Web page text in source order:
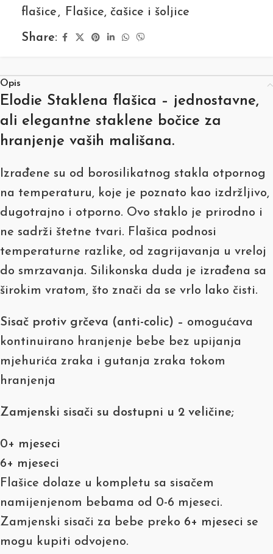
flašice , Flašice, čašice i šoljice
Share:
Opis
Elodie Staklena flašica – jednostavne,
ali elegantne staklene bočice za
hranjenje vaših mališana.
Izrađene su od borosilikatnog stakla otpornog
na temperaturu, koje je poznato kao izdržljivo,
dugotrajno i otporno. Ovo staklo je prirodno i
ne sadrži štetne tvari. Flašica podnosi
temperaturne razlike, od zagrijavanja u vreloj
do smrzavanja. Silikonska duda je izrađena sa
širokim vratom, što znači da se vrlo lako čisti.
Sisač protiv grčeva (anti-colic) – omogućava
kontinuirano hranjenje bebe bez upijanja
mjehurića zraka i gutanja zraka tokom
hranjenja
Zamjenski sisači su dostupni u 2 veličine;
0+ mjeseci
6+ mjeseci
Flašice dolaze u kompletu sa sisačem
namijenjenom bebama od 0-6 mjeseci.
Zamjenski sisači za bebe preko 6+ mjeseci se
mogu kupiti odvojeno.